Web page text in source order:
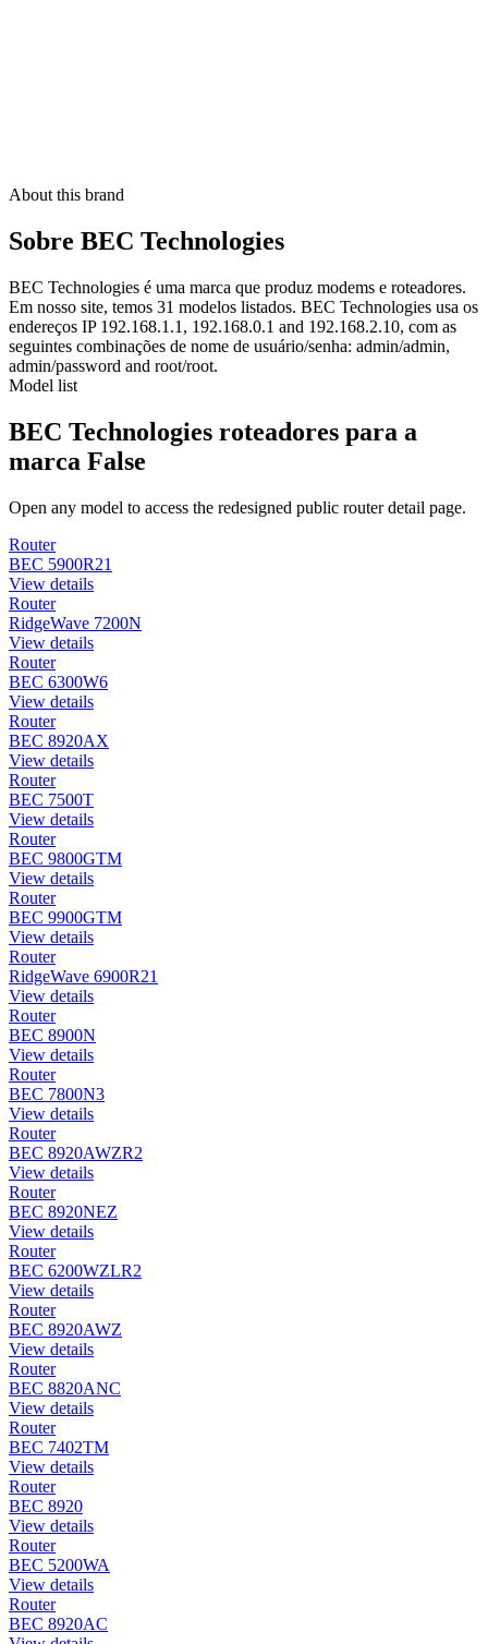
About this brand
Sobre BEC Technologies
BEC Technologies é uma marca que produz modems e roteadores.
Em nosso site, temos 31 modelos listados. BEC Technologies usa os
endereços IP 192.168.1.1, 192.168.0.1 and 192.168.2.10, com as
seguintes combinações de nome de usuário/senha: admin/admin,
admin/password and root/root.
Model list
BEC Technologies roteadores para a
marca False
Open any model to access the redesigned public router detail page.
Router
BEC 5900R21
View details
Router
RidgeWave 7200N
View details
Router
BEC 6300W6
View details
Router
BEC 8920AX
View details
Router
BEC 7500T
View details
Router
BEC 9800GTM
View details
Router
BEC 9900GTM
View details
Router
RidgeWave 6900R21
View details
Router
BEC 8900N
View details
Router
BEC 7800N3
View details
Router
BEC 8920AWZR2
View details
Router
BEC 8920NEZ
View details
Router
BEC 6200WZLR2
View details
Router
BEC 8920AWZ
View details
Router
BEC 8820ANC
View details
Router
BEC 7402TM
View details
Router
BEC 8920
View details
Router
BEC 5200WA
View details
Router
BEC 8920AC